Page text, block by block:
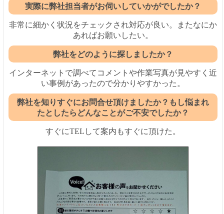
実際に弊社担当者がお伺いしていかがでしたか？
非常に細かく状況をチェックされ対応が良い。またなにか
あればお願いしたい。
弊社をどのように探しましたか？
インターネットで調べてコメントや作業写真が見やすく近
い事例があったので分かりやすかった。
弊社を知りすぐにお問合せ頂けましたか？もし悩まれ
たとしたらどんなことがご不安でしたか？
すぐにTELして案内もすぐに頂けた。